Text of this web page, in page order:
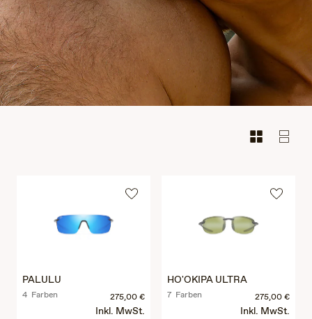
PALULU
4 Farben 275,00 €
Inkl. MwSt.
HO'OKIPA ULTRA
7 Farben 275,00 €
Inkl. MwSt.